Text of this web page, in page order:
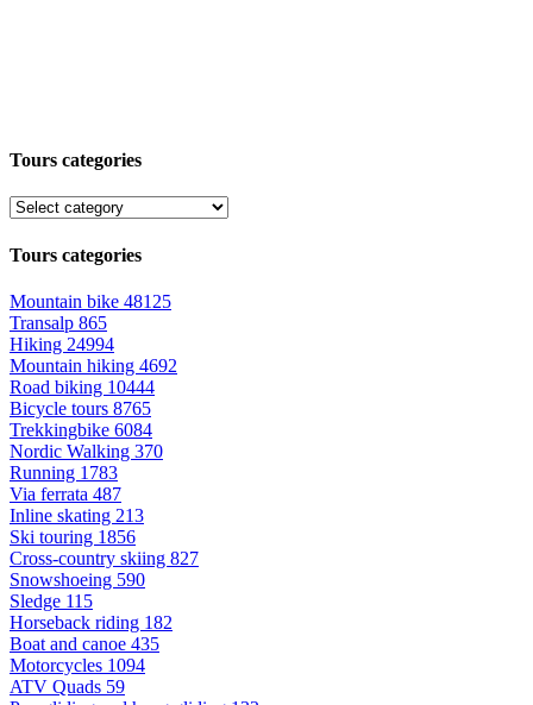
Tours categories
Tours categories
Mountain bike 48125
Transalp 865
Hiking 24994
Mountain hiking 4692
Road biking 10444
Bicycle tours 8765
Trekkingbike 6084
Nordic Walking 370
Running 1783
Via ferrata 487
Inline skating 213
Ski touring 1856
Cross-country skiing 827
Snowshoeing 590
Sledge 115
Horseback riding 182
Boat and canoe 435
Motorcycles 1094
ATV Quads 59